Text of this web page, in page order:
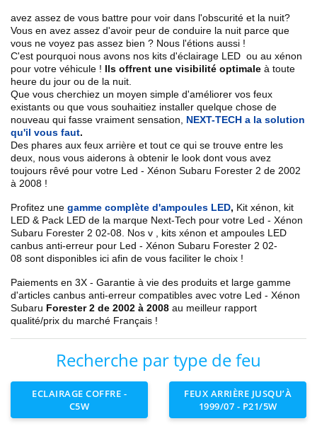
avez assez de vous battre pour voir dans l'obscurité et la nuit?
Vous en avez assez d'avoir peur de conduire la nuit parce que
vous ne voyez pas assez bien ? Nous l'étions aussi !
C'est pourquoi nous avons nos kits d'éclairage LED ou au xénon
pour votre véhicule ! Ils offrent une visibilité optimale à toute
heure du jour ou de la nuit.
Que vous cherchiez un moyen simple d'améliorer vos feux
existants ou que vous souhaitiez installer quelque chose de
nouveau qui fasse vraiment sensation,
NEXT-TECH a la solution
qu'il vous faut.
Des phares aux feux arrière et tout ce qui se trouve entre les
deux, nous vous aiderons à obtenir le look dont vous avez
toujours rêvé pour votre Led - Xénon Subaru Forester 2 de 2002
à 2008 !
Profitez une gamme complète d'ampoules LED, Kit xénon, kit
LED & Pack LED de la marque Next-Tech pour votre Led - Xénon
Subaru Forester 2 02-08 . Nos v
, kits xénon et ampoules LED
canbus anti-erreur pour Led - Xénon Subaru Forester 2 02-
08 sont disponibles ici afin de vous faciliter le choix !
Paiements en 3X - Garantie à vie des produits et large gamme
d'articles canbus anti-erreur compatibles avec votre Led - Xénon
Subaru Forester 2 de 2002 à 2008 au meilleur rapport
qualité/prix du marché Français !
Recherche par type de feu
ECLAIRAGE COFFRE -
C5W
FEUX ARRIÈRE JUSQU’À
1999/07 - P21/5W